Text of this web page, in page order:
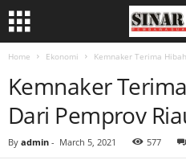
Home Ekonomi Kemnaker Terima
Kemnaker
Dari Pemprov
By admin - March 5, 2021 577